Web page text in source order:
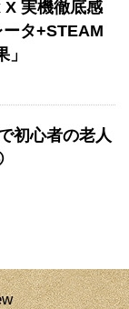
X 実機徹底感
タ+STEAM
初心者の老人